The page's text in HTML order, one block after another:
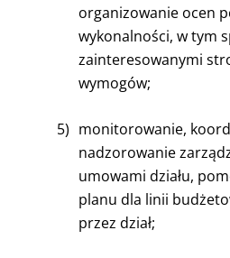
organizowanie ocen
wykonalności, w tym
zainteresowanymi
wymogów;
5) monitorowanie,
nadzorowanie
umowami działu,
planu dla linii
przez dział;